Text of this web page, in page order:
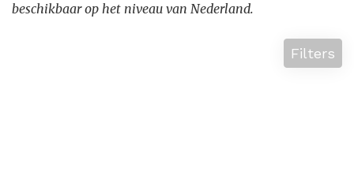
beschikbaar op het niveau van Nederland.
Filters